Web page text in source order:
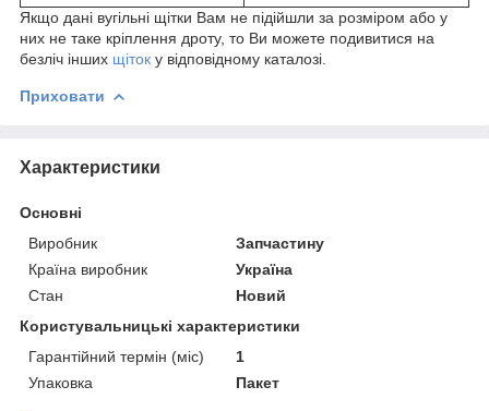
Якщо дані вугільні щітки Вам не підійшли за розміром або у
них не таке кріплення дроту, то Ви можете подивитися на
безліч інших щіток у відповідному каталозі.
Приховати
Характеристики
Основні
Виробник
Запчастину
Країна виробник
Україна
Стан
Новий
Користувальницькі характеристики
Гарантійний термін (міс)
1
Упаковка
Пакет